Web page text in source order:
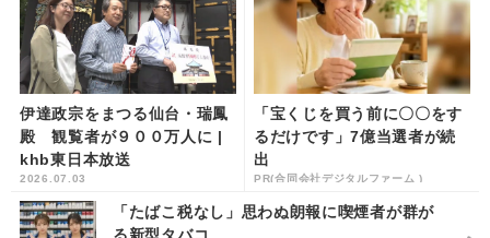
伊達政宗をまつる仙台・瑞鳳
殿 観覧者が９００万人に |
khb東日本放送
2026.07.03
「宝くじを買う前に〇〇をす
るだけです」7億当選者が続
出
PR(合同会社デジタルファーム )
「たばこ税なし」思わぬ朗報に喫煙者が群が